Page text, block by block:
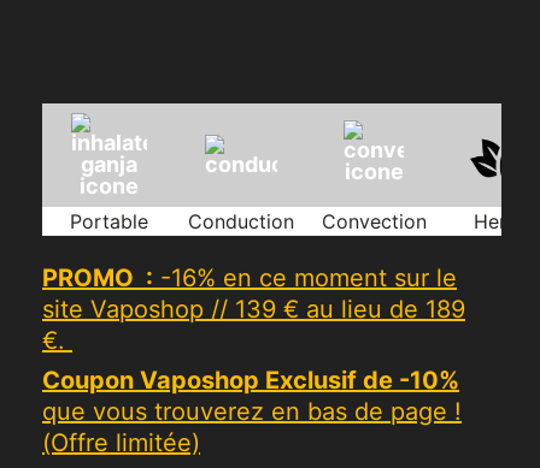
Portable Conduction Convection Herbes
PROMO : -16% en ce moment sur le
site Vaposhop // 139 € au lieu de 189
€.
Coupon Vaposhop Exclusif de -10%
que vous trouverez en bas de page !
(Offre limitée)